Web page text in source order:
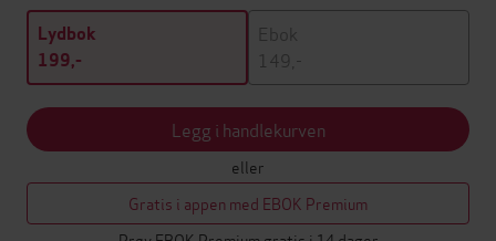
Lydbok
199,-
Ebok
149,-
Legg i handlekurven
eller
Gratis i appen med EBOK Premium